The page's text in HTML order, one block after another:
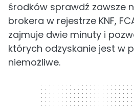
środków sprawdź zawsze
brokera w rejestrze KNF,
zajmuje dwie minuty i
których odzyskanie jest w
niemożliwe.
300 x 250